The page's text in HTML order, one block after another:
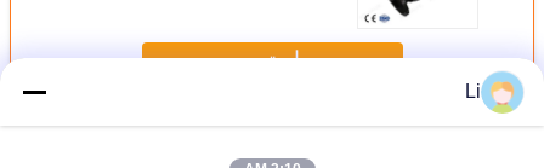
استمر
أكثرمشفه الكرة صمام
Li